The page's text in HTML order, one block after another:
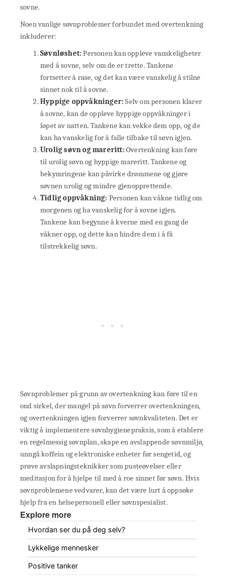
sovne.
Noen vanlige søvnproblemer forbundet med overtenkning
inkluderer:
Søvnløshet:Personen kan oppleve vanskeligheter
med å sovne, selv om de er trette. Tankene
fortsetter å rase, og det kan være vanskelig å stilne
sinnet nok til å sovne.
Hyppige oppvåkninger:Selv om personen klarer
å sovne, kan de oppleve hyppige oppvåkninger i
løpet av natten. Tankene kan vekke dem opp, og de
kan ha vanskelig for å falle tilbake til søvn igjen.
Urolig søvn og mareritt:Overtenkning kan føre
til urolig søvn og hyppige mareritt. Tankene og
bekymringene kan påvirke drømmene og gjøre
søvnen urolig og mindre gjenopprettende.
Tidlig oppvåkning: Personen kan våkne tidlig om
morgenen og ha vanskelig for å sovne igjen.
Tankene kan begynne å kverne med en gang de
våkner opp, og dette kan hindre dem i å få
tilstrekkelig søvn.
Søvnproblemer på grunn av overtenkning kan føre til en
ond sirkel, der mangel på søvn forverrer overtenkningen,
og overtenkningen igjen forverrer søvnkvaliteten. Det er
viktig å implementere søvnhygienepraksis, som å etablere
en regelmessig søvnplan, skape en avslappende søvnmiljø,
unngå koffein og elektroniske enheter før sengetid, og
prøve avslapningsteknikker som pusteøvelser eller
meditasjon for å hjelpe til med å roe sinnet før søvn. Hvis
søvnproblemene vedvarer, kan det være lurt å oppsøke
hjelp fra en helsepersonell eller søvnspesialist.
Explore more
Hvordan ser du på deg selv?
Lykkelige mennesker
Positive tanker